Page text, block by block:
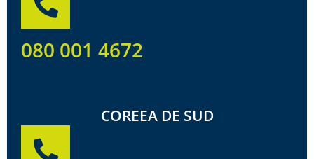
080 001 4672
COREEA DE SUD